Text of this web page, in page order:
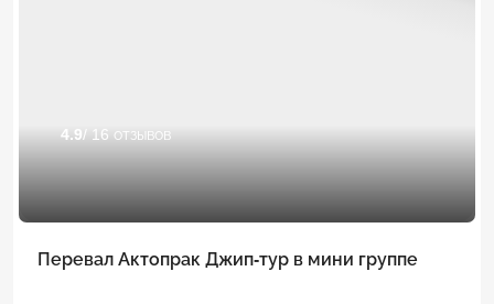
4.9 / 16 отзывов
Перевал Актопрак Джип-тур в мини группе